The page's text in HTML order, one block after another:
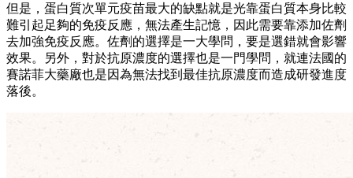
但是，蛋白質次單元疫苗最大的缺點就是光靠蛋白質本身比較
難引起足夠的免疫反應，無法產生記憶，因此需要靠添加佐劑
去加強免疫反應。佐劑的選擇是一大學問，要是選錯就會影響
效果。另外，對於抗原濃度的選擇也是一門學問，就連法國的
賽諾菲大藥廠也是因為無法找到最佳抗原濃度而造成研發進度
落後。